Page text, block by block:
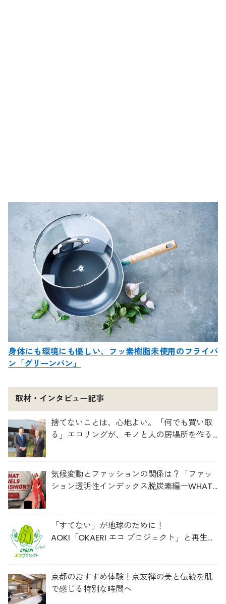
身体にも環境にも優しい、フッ素樹脂未使用のフライパ
ン「グリーンパン」
取材・インタビュー記事
捨てないことは、心地よい。「何でも買い取
る」エコリングが、モノと人の居場所を作る
気候変動とファッションの関係は？「ファッ
ション透明性インデックス脱炭素編ーWHAT
「すてない」が地球のために！
AOKI「OKAERI エコ プロジェクト」と再生ウ
京都のおすすめ体験！京友禅の美と伝統を肌
で感じる特別な時間へ